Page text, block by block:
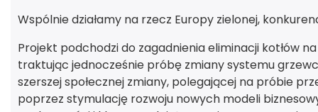
Wspólnie działamy na rzecz Europy zielonej,
Projekt podchodzi do zagadnienia eliminacji kotłów
traktując jednocześnie próbę zmiany systemu
szerszej społecznej zmiany, polegającej na próbie
poprzez stymulację rozwoju nowych modeli